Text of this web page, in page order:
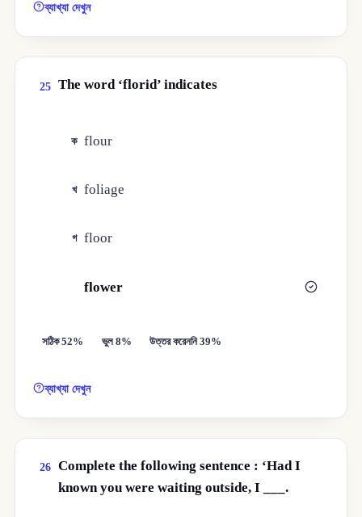
ব্যাখ্যা দেখুন
25 The word ‘florid’ indicates
ক flour
খ foliage
গ floor
flower
সঠিক 52% ভুল 8% উত্তর করেননি 39%
ব্যাখ্যা দেখুন
26 Complete the following sentence : ‘Had I
known you were waiting outside, I ___.